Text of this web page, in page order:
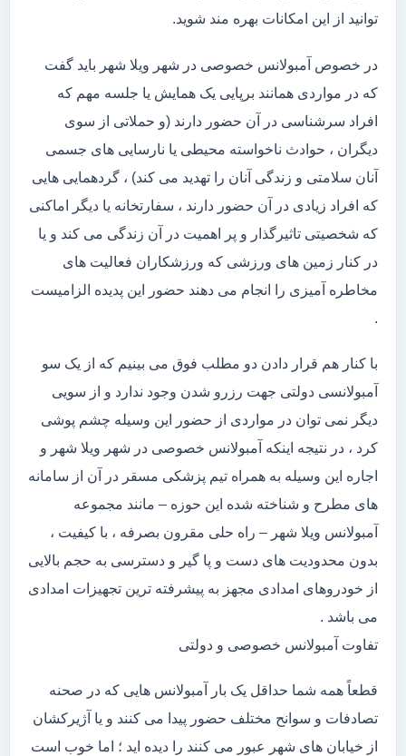
توانید از این امکانات بهره مند شوید.
در خصوص آمبولانس خصوصی در شهر ویلا شهر باید گفت
که در مواردی همانند برپایی یک همایش یا جلسه مهم که
افراد سرشناسی در آن حضور دارند (و حملاتی از سوی
دیگران ، حوادث ناخواسته محیطی یا نارسایی های جسمی
آنان سلامتی و زندگی آنان را تهدید می کند) ، گردهمایی هایی
که افراد زیادی در آن حضور دارند ، سفارتخانه یا دیگر اماکنی
که شخصیتی تاثیرگذار و پر اهمیت در آن زندگی می کند و یا
در کنار زمین های ورزشی که ورزشکاران فعالیت های
مخاطره آمیزی را انجام می دهند حضور این پدیده الزامیست
.
با کنار هم قرار دادن دو مطلب فوق می بینیم که از یک سو
آمبولانسی دولتی جهت رزرو شدن وجود ندارد و از سویی
دیگر نمی توان در مواردی از حضور این وسیله چشم پوشی
کرد ، در نتیجه اینکه آمبولانس خصوصی در شهر ویلا شهر و
اجاره این وسیله به همراه تیم پزشکی مسقر در آن از سامانه
های مطرح و شناخته شده این حوزه – مانند مجموعه
آمبولانس ویلا شهر – راه حلی مقرون بصرفه ، با کیفیت ،
بدون محدودیت های دست و پا گیر و دسترسی به حجم بالایی
از خودروهای امدادی مجهز به پیشرفته ترین تجهیزات امدادی
می باشد .
تفاوت آمبولانس خصوصی و دولتی
قطعاً همه شما حداقل یک بار آمبولانس هایی که در صحنه
تصادفات و سوانح مختلف حضور پیدا می کنند و یا آژیرکشان
از خیابان های شهر عبور می کنند را دیده اید ؛ اما خوب است